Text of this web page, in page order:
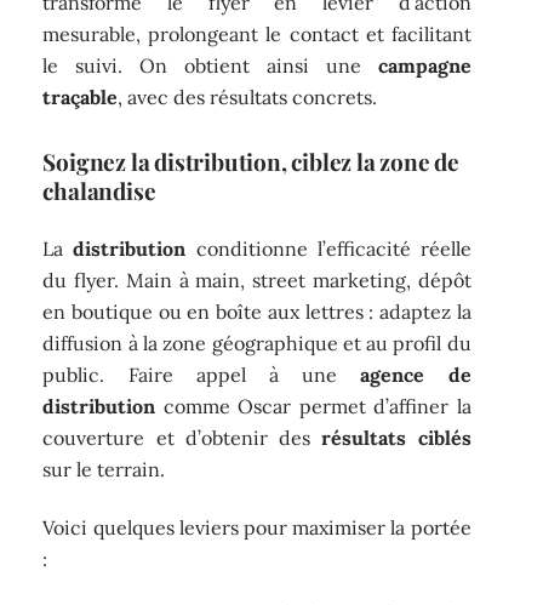
mesurable, prolongeant le contact et facilitant
le suivi. On obtient ainsi une campagne
traçable, avec des résultats concrets.
Soignez la distribution, ciblez la zone de
chalandise
Ladistribution conditionne l’efficacité réelle
du flyer. Main à main, street marketing, dépôt
en boutique ou en boîte aux lettres : adaptez la
diffusion à la zone géographique et au profil du
public. Faire appel à uneagence de
distribution comme Oscar permet d’affiner la
couverture et d’obtenir desrésultats ciblés
sur le terrain.
Voici quelques leviers pour maximiser la portée
: